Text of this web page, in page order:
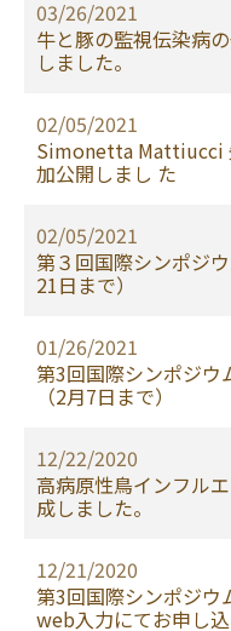
03/26/2021
牛と豚の監視伝染病
しました。
02/05/2021
Simonetta Mattiucci
加公開しまし た
02/05/2021
第３回国際シンポジ
21日まで）
01/26/2021
第3回国際シンポジウ
（2月7日まで）
12/22/2020
高病原性鳥インフル
成しました。
12/21/2020
第3回国際シンポジウ
web入力にてお申し込